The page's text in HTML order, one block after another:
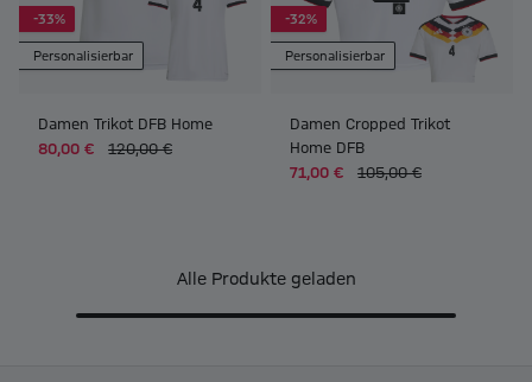
-33%
Personalisierbar
Damen Trikot DFB Home
80,00 €
120,00 €
-32%
Personalisierbar
Damen Cropped Trikot
Home DFB
71,00 €
105,00 €
Alle Produkte geladen